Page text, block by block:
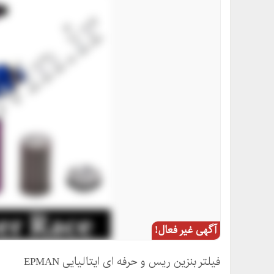
آگهی غیر فعال!
فیلتر بنزین ریس و حرفه ای ایتالیایی EPMAN